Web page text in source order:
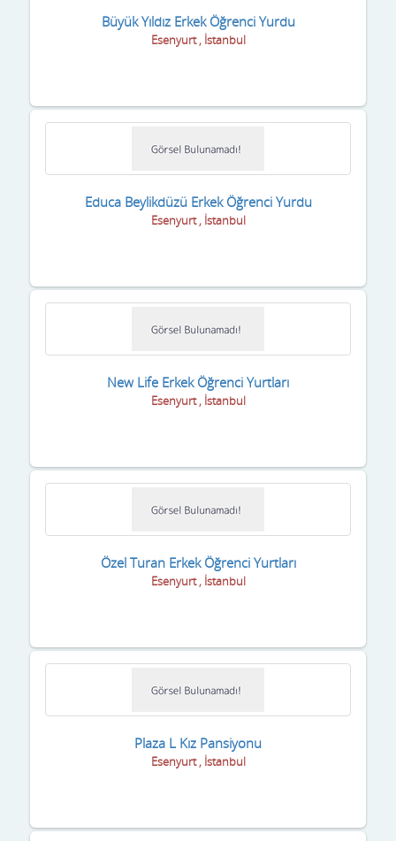
Sultanbeyli
Yalova
Büyük Yıldız Erkek Öğrenci Yurdu
Esenyurt , İstanbul
Educa Beylikdüzü Erkek Öğrenci Yurdu
Esenyurt , İstanbul
New Life Erkek Öğrenci Yurtları
Esenyurt , İstanbul
Özel Turan Erkek Öğrenci Yurtları
Esenyurt , İstanbul
Plaza L Kız Pansiyonu
Esenyurt , İstanbul